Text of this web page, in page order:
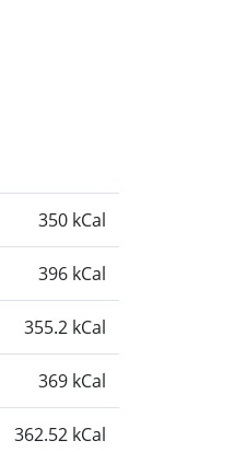
350 kCal
396 kCal
355.2 kCal
369 kCal
362.52 kCal